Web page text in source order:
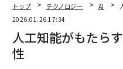
トップ テクノロジー AI
2026.01.26 17:34
人工知能がもたら
性